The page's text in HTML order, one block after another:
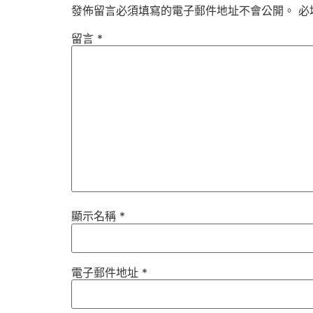
發佈留言必須填寫的電子郵件地址不會公開。 必
留言 *
顯示名稱 *
電子郵件地址 *